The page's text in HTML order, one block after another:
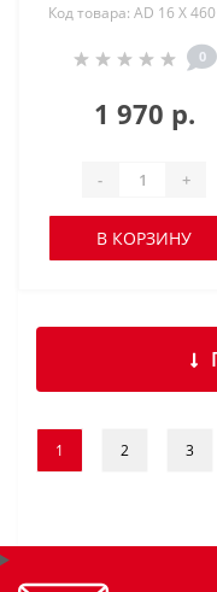
Код товара: AD 16 X
0
1 970 р.
- +
В КОРЗИНУ
1 2 3